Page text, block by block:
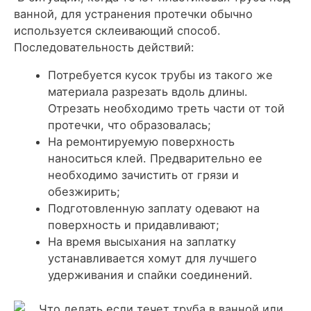
ванной, для устранения протечки обычно
используется склеивающий способ.
Последовательность действий:
Потребуется кусок трубы из такого же
материала разрезать вдоль длины.
Отрезать необходимо треть части от той
протечки, что образовалась;
На ремонтируемую поверхность
наноситься клей. Предварительно ее
необходимо зачистить от грязи и
обезжирить;
Подготовленную заплату одевают на
поверхность и придавливают;
На время высыхания на заплатку
устанавливается хомут для лучшего
удерживания и спайки соединений.